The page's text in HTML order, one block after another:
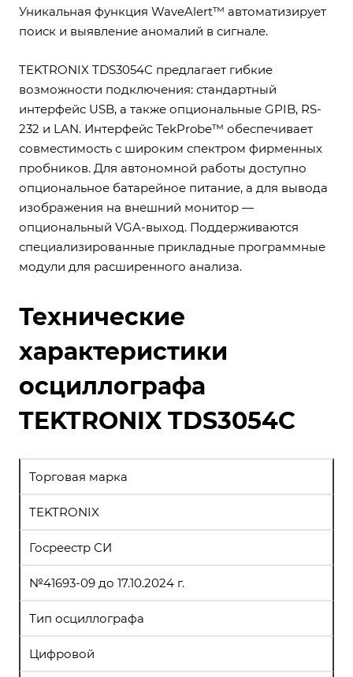
Уникальная функция WaveAlert™ автоматизирует
поиск и выявление аномалий в сигнале.
TEKTRONIX TDS3054C предлагает гибкие
возможности подключения: стандартный
интерфейс USB, а также опциональные GPIB, RS-
232 и LAN. Интерфейс TekProbe™ обеспечивает
совместимость с широким спектром фирменных
пробников. Для автономной работы доступно
опциональное батарейное питание, а для вывода
изображения на внешний монитор —
опциональный VGA-выход. Поддерживаются
специализированные прикладные программные
модули для расширенного анализа.
Технические
характеристики
осциллографа
TEKTRONIX TDS3054C
Торговая марка
TEKTRONIX
Госреестр СИ
№41693-09 до 17.10.2024 г.
Тип осциллографа
Цифровой